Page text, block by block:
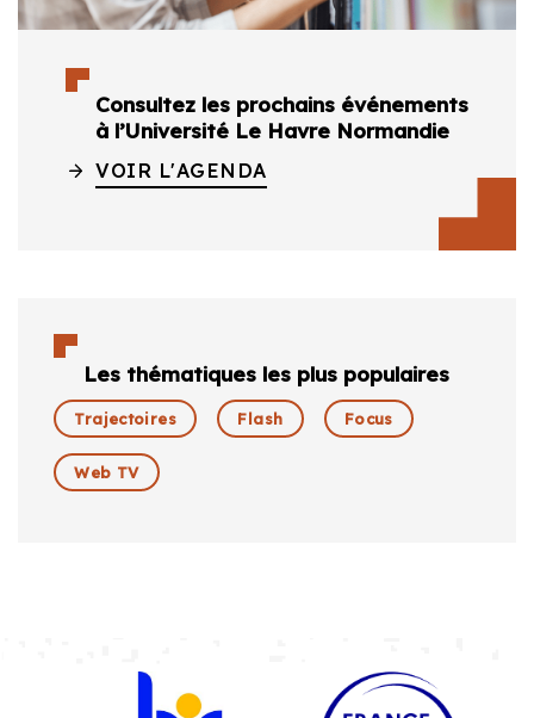
Consultez les prochains événements
à l’Université Le Havre Normandie
VOIR L'AGENDA
Les thématiques les plus populaires
Trajectoires Flash Focus
Web TV